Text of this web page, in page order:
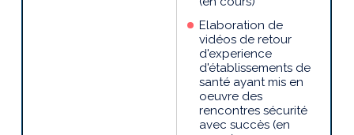
Elaboration de
vidéos de retour
d'experience
d'établissements de
santé ayant mis en
oeuvre des
rencontres sécurité
avec succès (en